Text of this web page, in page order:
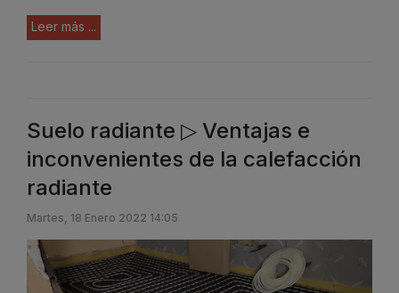
Leer más ...
Suelo radiante ▷ Ventajas e
inconvenientes de la calefacción
radiante
Martes, 18 Enero 2022 14:05